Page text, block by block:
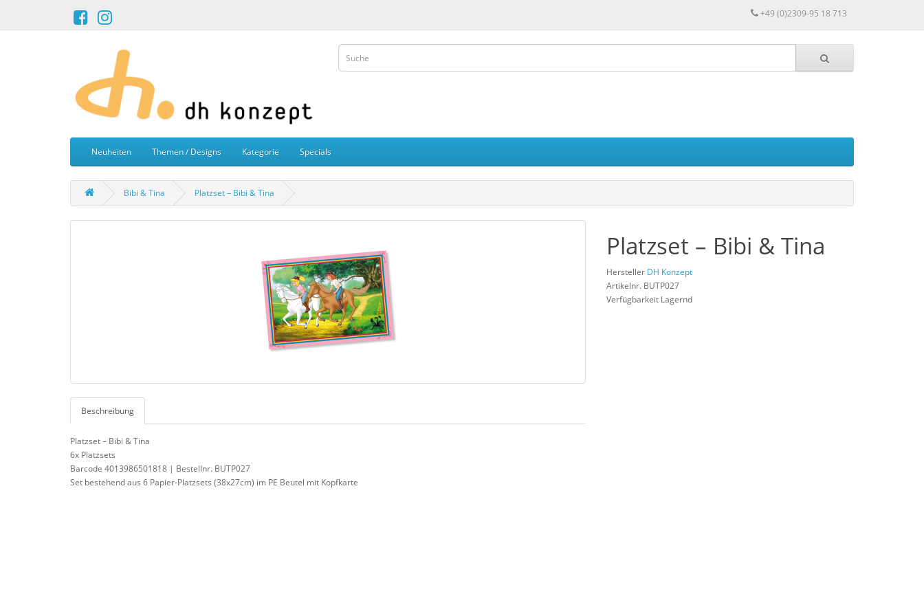
+49 (0)2309-95 18 713
Neuheiten Themen / Designs Kategorie Specials
Bibi & Tina Platzset – Bibi & Tina
Beschreibung
Platzset – Bibi & Tina
6x Platzsets
Barcode 4013986501818 | Bestellnr. BUTP027
Set bestehend aus 6 Papier-Platzsets (38x27cm) im PE Beutel mit Kopfkarte
Platzset – Bibi & Tina
Hersteller DH Konzept
Artikelnr. BUTP027
Verfügbarkeit Lagernd